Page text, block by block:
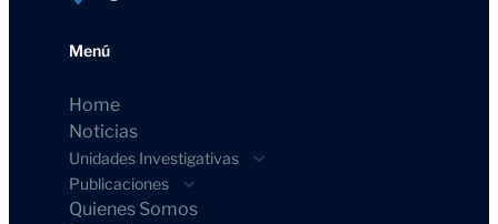
Menú
Home
Noticias
Unidades Investigativas
Publicaciones
Quienes Somos